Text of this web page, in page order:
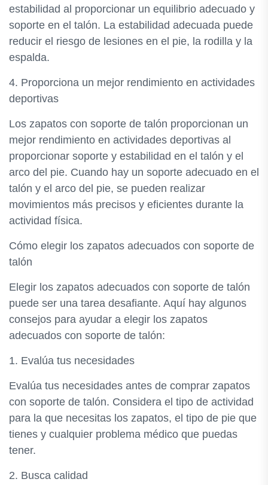
estabilidad al proporcionar un equilibrio adecuado y
soporte en el talón. La estabilidad adecuada puede
reducir el riesgo de lesiones en el pie, la rodilla y la
espalda.
4. Proporciona un mejor rendimiento en actividades
deportivas
Los zapatos con soporte de talón proporcionan un
mejor rendimiento en actividades deportivas al
proporcionar soporte y estabilidad en el talón y el
arco del pie. Cuando hay un soporte adecuado en el
talón y el arco del pie, se pueden realizar
movimientos más precisos y eficientes durante la
actividad física.
Cómo elegir los zapatos adecuados con soporte de
talón
Elegir los zapatos adecuados con soporte de talón
puede ser una tarea desafiante. Aquí hay algunos
consejos para ayudar a elegir los zapatos
adecuados con soporte de talón:
1. Evalúa tus necesidades
Evalúa tus necesidades antes de comprar zapatos
con soporte de talón. Considera el tipo de actividad
para la que necesitas los zapatos, el tipo de pie que
tienes y cualquier problema médico que puedas
tener.
2. Busca calidad